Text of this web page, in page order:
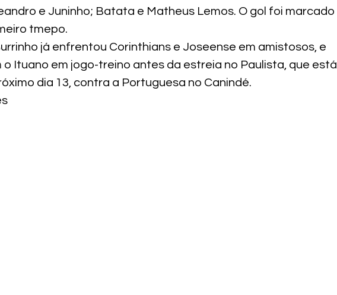
e Juninho; Batata e Matheus Lemos. O gol foi marcado
tmepo.
já enfrentou Corinthians e Joseense em amistosos, e
o Ituano em jogo-treino antes da estreia no Paulista, que está
dia 13, contra a Portuguesa no Canindé.